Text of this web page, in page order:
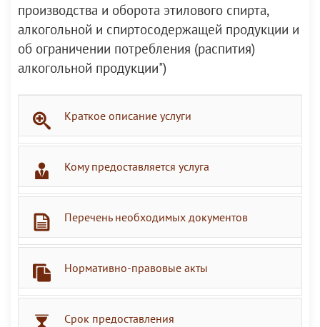
производства и оборота этилового спирта,
алкогольной и спиртосодержащей продукции и
об ограничении потребления (распития)
алкогольной продукции")
Краткое описание услуги
Кому предоставляется услуга
Перечень необходимых документов
Нормативно-правовые акты
Срок предоставления